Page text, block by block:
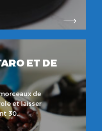
ET DE
de
et laisser
30..